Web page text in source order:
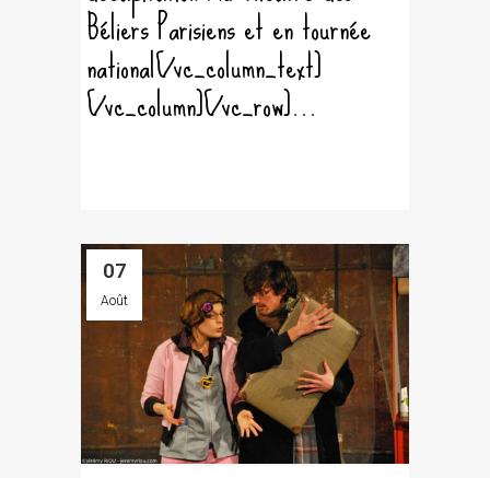
Béliers Parisiens et en tournée
national[/vc_column_text]
[/vc_column][/vc_row]...
07
Août